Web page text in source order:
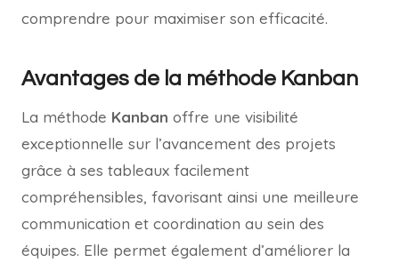
comprendre pour maximiser son efficacité.
Avantages de la méthode Kanban
La méthode Kanban offre une visibilité
exceptionnelle sur l’avancement des projets
grâce à ses tableaux facilement
compréhensibles, favorisant ainsi une meilleure
communication et coordination au sein des
équipes. Elle permet également d’améliorer la